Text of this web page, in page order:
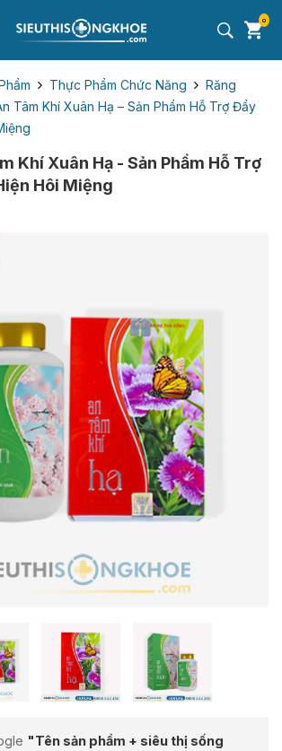
0
Thực Phẩm Chức Năng
Răng
Tâm Khí Xuân Hạ – Sản Phẩm Hỗ Trợ Đẩy
Khí Xuân Hạ - Sản Phẩm Hỗ Trợ
Hôi Miệng
"Tên sản phẩm + siêu thị sống